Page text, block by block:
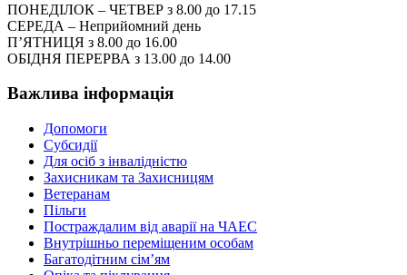
ПОНЕДІЛОК – ЧЕТВЕР з 8.00 до 17.15
СЕРЕДА – Неприйомний день
П’ЯТНИЦЯ з 8.00 до 16.00
ОБІДНЯ ПЕРЕРВА з 13.00 до 14.00
Важлива інформація
Допомоги
Субсидії
Для осіб з інвалідністю
Захисникам та Захисницям
Ветеранам
Пільги
Постраждалим від аварії на ЧАЕС
Внутрішньо переміщеним особам
Багатодітним сім’ям